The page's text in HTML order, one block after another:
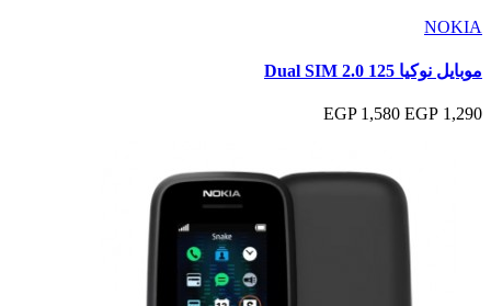
NOKIA
موبايل نوكيا 125 Dual SIM 2.0
1,290 EGP
1,580 EGP